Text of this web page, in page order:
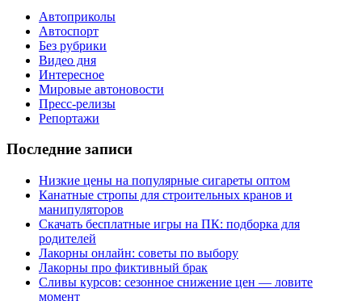
Автоприколы
Автоспорт
Без рубрики
Видео дня
Интересное
Мировые автоновости
Пресс-релизы
Репортажи
Последние записи
Низкие цены на популярные сигареты оптом
Канатные стропы для строительных кранов и
манипуляторов
Скачать бесплатные игры на ПК: подборка для
родителей
Лакорны онлайн: советы по выбору
Лакорны про фиктивный брак
Сливы курсов: сезонное снижение цен — ловите
момент